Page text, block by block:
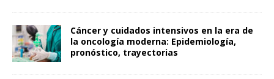
Cáncer y cuidados intensivos en la era de
la oncología moderna: Epidemiología,
pronóstico, trayectorias